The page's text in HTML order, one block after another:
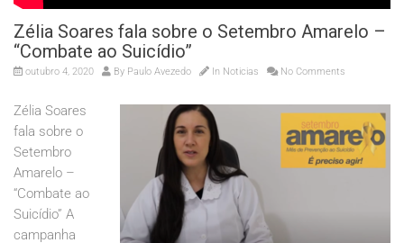
Zélia Soares fala sobre o Setembro Amarelo –
“Combate ao Suicídio”
outubro 4, 2020 By Paulo Avezedo In Noticias No Comments
Zélia Soares
fala sobre o
Setembro
Amarelo –
“Combate ao
Suicídio” A
campanha